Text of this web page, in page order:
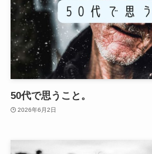
50代で思うこと。
2026年6月2日